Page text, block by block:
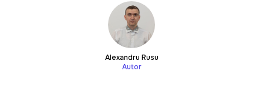
Alexandru Rusu
Autor